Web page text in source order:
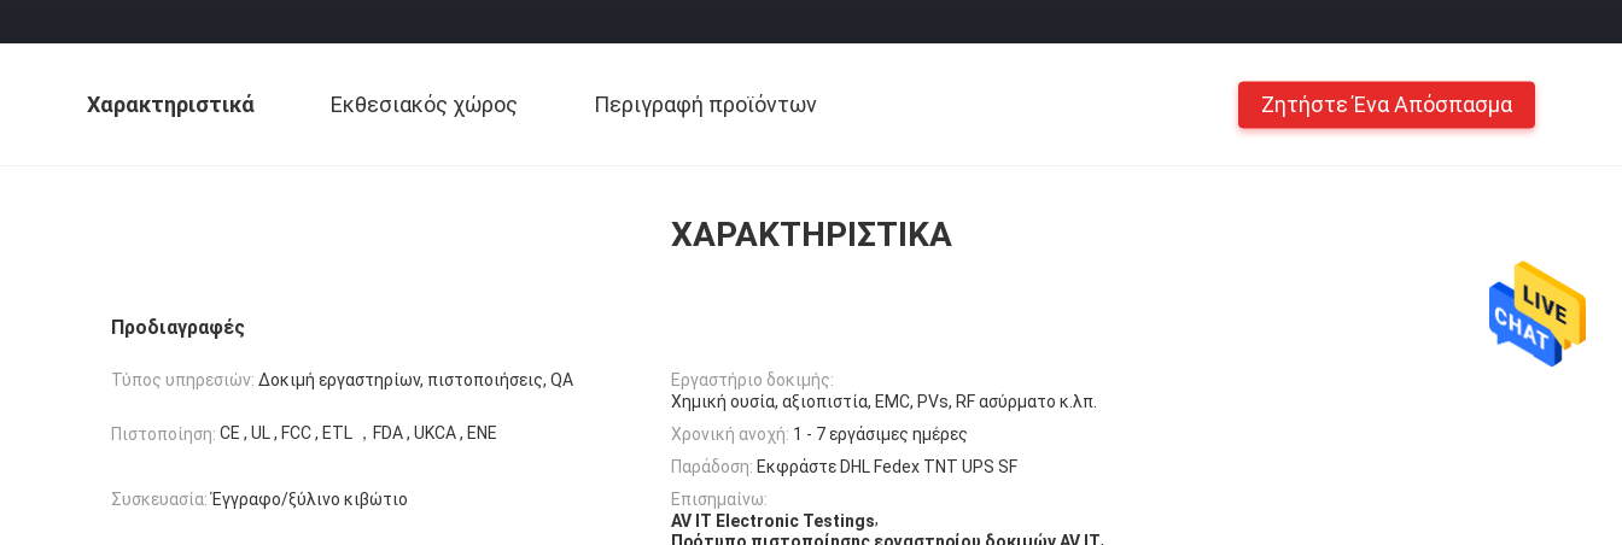
Χαρακτηριστικά Εκθεσιακός χώρος Περιγραφή προϊόντων Ζητήστε Ένα Απόσπασμα
ΧΑΡΑΚΤΗΡΙΣΤΙΚΆ
Προδιαγραφές
Τύπος υπηρεσιών: Δοκιμή εργαστηρίων, πιστοποιήσεις, QA
Εργαστήριο δοκιμής:
Χημική ουσία, αξιοπιστία, EMC, PVs, RF ασύρματο κ.λπ.
Πιστοποίηση: CE , UL , FCC , ETL ，FDA , UKCA , ENE Χρονική ανοχή: 1 - 7 εργάσιμες ημέρες
Παράδοση: Εκφράστε DHL Fedex TNT UPS SF
Συσκευασία: Έγγραφο/ξύλινο κιβώτιο
Επισημαίνω:
AV IT Electronic Testings,
,